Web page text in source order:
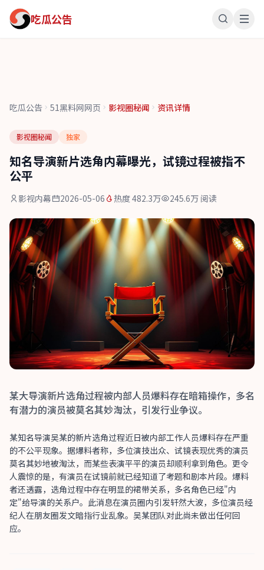
吃瓜公告
吃瓜公告 51黑料网网页 影视圈秘闻 资讯详情
影视圈秘闻 独家
知名导演新片选角内幕曝光，试镜过程被指不
公平
影视内幕 2026-05-06 热度 482.3万 245.6万 阅读
某大导演新片选角过程被内部人员爆料存在暗箱操作，多名
有潜力的演员被莫名其妙淘汰，引发行业争议。
某知名导演吴某的新片选角过程近日被内部工作人员爆料存在严重
的不公平现象。据爆料者称，多位演技出众、试镜表现优秀的演员
莫名其妙地被淘汰，而某些表演平平的演员却顺利拿到角色。更令
人震惊的是，有演员在试镜前就已经知道了考题和剧本片段。爆料
者还透露，选角过程中存在明显的裙带关系，多名角色已经"内
定"给导演的关系户。此消息在演员圈内引发轩然大波，多位演员经
纪人在朋友圈发文暗指行业乱象。吴某团队对此尚未做出任何回
应。